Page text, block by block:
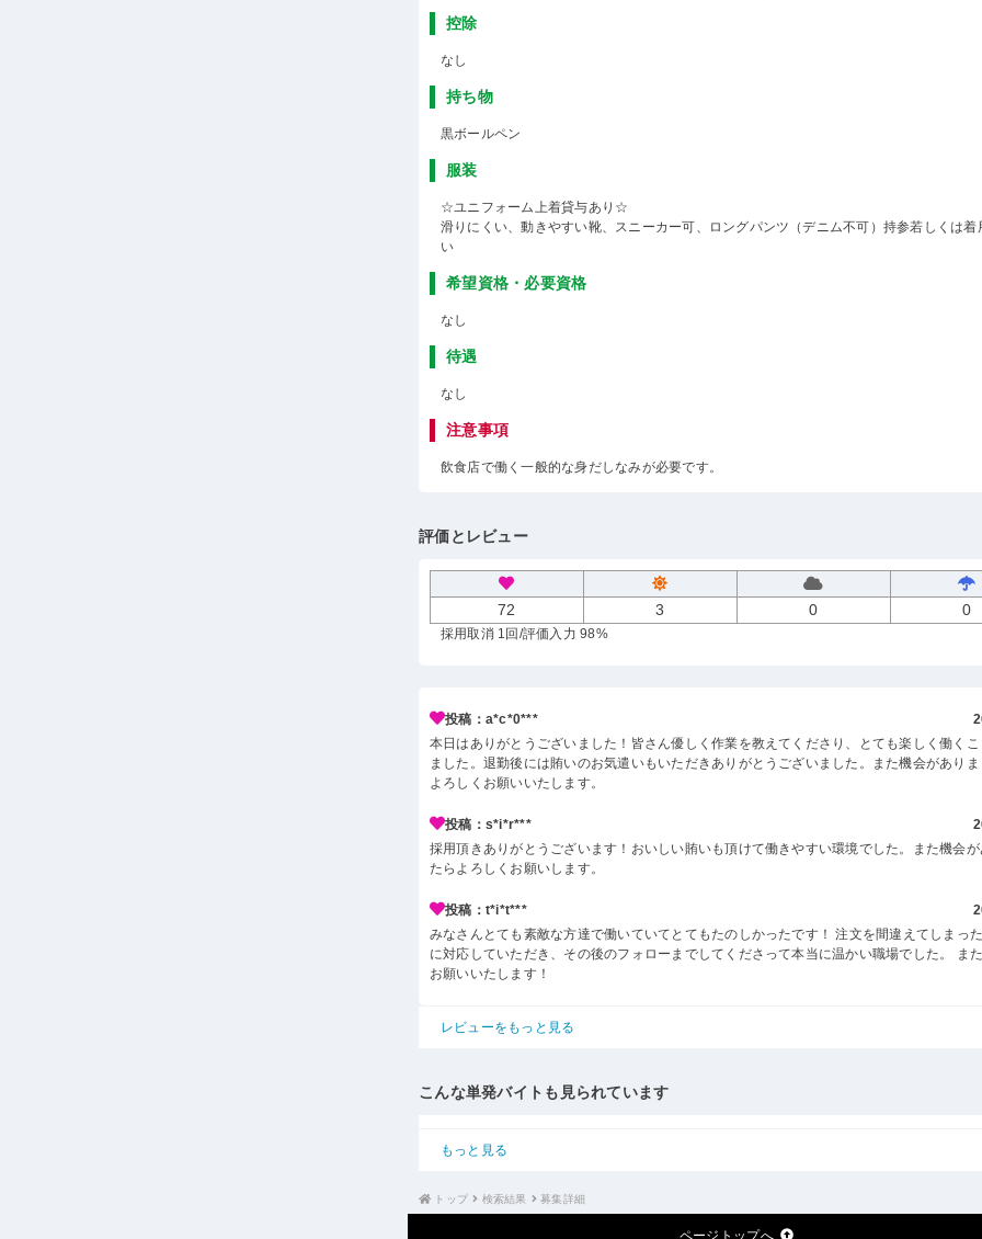
控除
なし
持ち物
黒ボールペン
服装
☆ユニフォーム上着貸与あり☆
滑りにくい、動きやすい靴、スニーカー可、ロングパンツ（デニム不可）持参若しくは着
い
希望資格・必要資格
なし
待遇
なし
注意事項
飲食店で働く一般的な身だしなみが必要です。
評価とレビュー
72 3 0 0
採用取消 1回 /評価入力 98%
投稿：a*c*0***
本日はありがとうございました！皆さん優しく作業を教えてくださり、とても楽しく働く
ました。退勤後には賄いのお気遣いもいただきありがとうございました。また機会があり
よろしくお願いいたします。
投稿：s*i*r***
採用頂きありがとうございます！おいしい賄いも頂けて働きやすい環境でした。また機会
たらよろしくお願いします。
投稿：t*i*t***
みなさんとても素敵な方達で働いていてとてもたのしかったです！ 注文を間違えてしまっ
に対応していただき、その後のフォローまでしてくださって本当に温かい職場でした。 ま
お願いいたします！
レビューをもっと見る
こんな単発バイトも見られています
もっと見る
トップ 検索結果 募集詳細
ページトップへ